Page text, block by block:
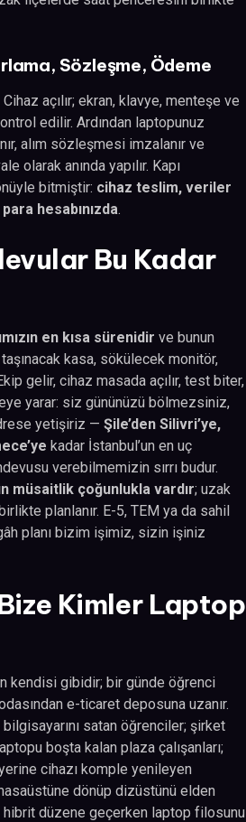
Sözleşme, Ödeme
açılır; ekran, klavye, menteşe ve
edilir. Ardından laptopunuz
alım sözleşmesi imzalanır ve
olarak anında yapılır. Kapı
bitmiştir: cihaz teslim, veriler
hesabınızda.
Bu Kadar
en kısa sürenidir ve bunun
kasa, sökülecek monitör,
gelir, cihaz masada açılır, test biter,
yarar: siz gününüzü bölmezsiniz,
yetişiriz — Şile’den Silivri’ye,
kadar İstanbul’un en uç
verebilmemizin sırrı budur.
müsaitlik çoğunlukla vardır; uzak
planlanır. E-5, TEM ya da sahil
planı bizim işimiz, sizin işiniz
Kimler Laptop
kendisi gibidir; bir günde öğrenci
e-ticaret deposuna uzanır.
satan öğrenciler; şirket
boşta kalan plaza çalışanları;
cihazı komple yenileyen
dönüp dizüstünü elden
hibrit düzene geçerken laptop filosunu